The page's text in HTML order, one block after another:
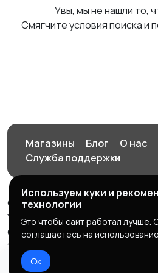
Увы, мы не нашли то,
Смягчите условия поиска и
Магазины Блог
О нас
Служба поддержки
© 2026 Орен-АЙ - Авто |
Услуги
Создал Карусов Е.С ООО "ЦПК"
1235600008841
Правила сервиса
Используем куки и
технологии
Это чтобы сайт работал лучше.
соглашаетесь на
Ок